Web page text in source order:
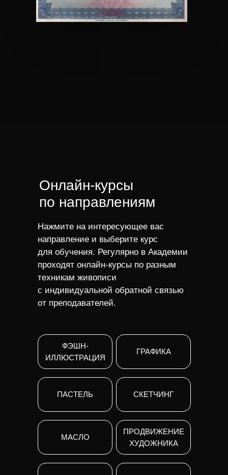
Онлайн-курсы
по направлениям
Нажмите на интересующее вас
направление и выберите курс
для обучения. Регулярно в Академии
проходят онлайн-курсы по разным
техникам живописи
с индивидуальной обратной связью
от преподавателей.
МАСЛО
ПАСТЕЛЬ
ГРАФИКА
СКЕТЧИНГ
ФЭШН-
ИЛЛЮСТРАЦИЯ
ПРОДВИЖЕНИЕ
ХУДОЖНИКА